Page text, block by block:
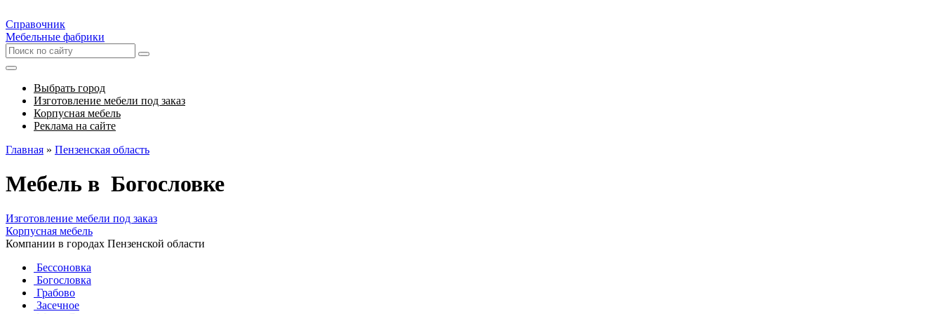
Справочник
Мебельные фабрики
Выбрать город
Изготовление мебели под заказ
Корпусная мебель
Реклама на сайте
Главная » Пензенская область
Мебель в Богословке
Изготовление мебели под заказ
Корпусная мебель
Компании в городах Пензенской области
Бессоновка
Богословка
Грабово
Засечное